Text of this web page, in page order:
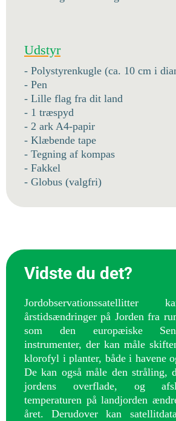
Udstyr
- Polystyrenkugle (ca. 10 cm i
- Pen
- Lille flag fra dit land
- 1 træspyd
- 2 ark A4-papir
- Klæbende tape
- Tegning af kompas
- Fakkel
- Globus (valgfri)
Vidste du det?
Jordobservationssatellitter
årstidsændringer på Jorden fra
som den europæiske
instrumenter, der kan måle
klorofyl i planter, både i havene
De kan også måle den stråling,
jordens overflade, og
temperaturen på landjorden
året. Derudover kan